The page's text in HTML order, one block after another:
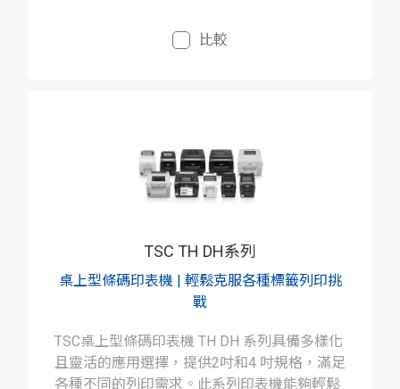
比較
TSC TH DH系列
桌上型條碼印表機 | 輕鬆克服各種標籤列印挑
戰
TSC桌上型條碼印表機 TH DH 系列具備多樣化
且靈活的應用選擇，提供2吋和4 吋規格，滿足
各種不同的列印需求。此系列印表機能夠輕鬆